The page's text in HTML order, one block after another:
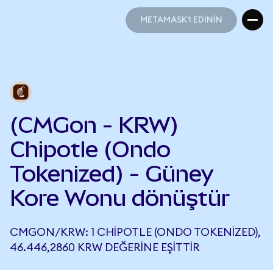
METAMASK'I EDİNİN
(CMGon - KRW)
Chipotle (Ondo
Tokenized) - Güney
Kore Wonu dönüştür
CMGON/KRW: 1 CHIPOTLE (ONDO TOKENIZED),
46.446,2860 KRW DEĞERINE EŞITTIR